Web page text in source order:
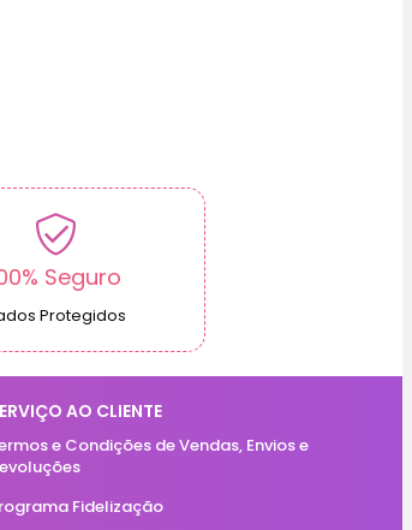
Seguro
Protegidos
AO CLIENTE
e Condições de Vendas, Envios e
Fidelização